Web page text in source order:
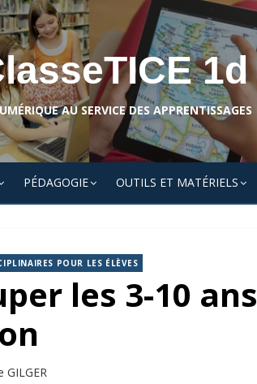
1d
AU SERVICE DES APPRENTISSAGES
PÉDAGOGIE OUTILS ET MATÉRIELS
POUR LES ÉLÈVES
les 3-10 ans
GILGER